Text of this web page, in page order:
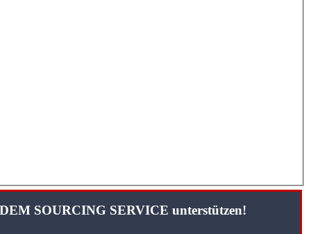
SOURCING SERVICE unterstützen!